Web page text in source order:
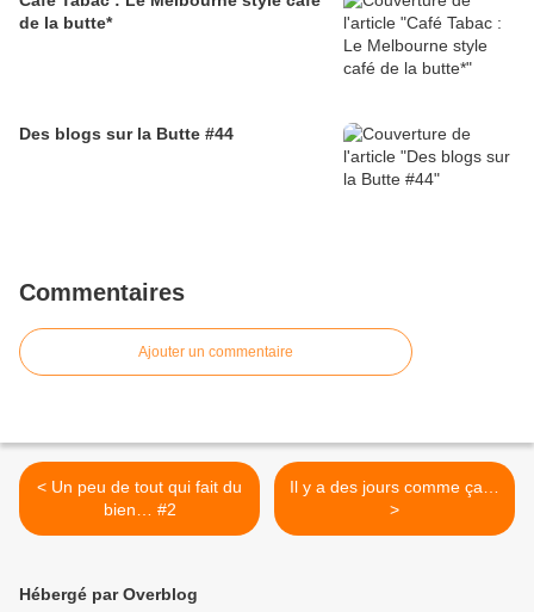
de la butte*
Des blogs sur la Butte #44
Commentaires
Ajouter un commentaire
< Un peu de tout qui fait du
bien… #2
Il y a des jours comme ça…
>
Hébergé par Overblog